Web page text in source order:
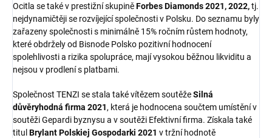
Ocitla se také v prestižní skupiněForbes Diamonds 2021, 2022,tj.
nejdynamičtěji se rozvíjející společnosti v Polsku. Do seznamu byly
zařazeny společnosti s minimálně 15% ročním růstem hodnoty,
které obdržely od Bisnode Polsko pozitivní hodnocení
spolehlivosti a rizika spolupráce, mají vysokou běžnou likviditu a
nejsou v prodlení s platbami.
Společnost TENZI se stala také vítězem soutěžeSilná
důvěryhodná firma 2021, která je hodnocena součtem umístění v
soutěži Gepardi byznysu a v soutěži Efektivní firma. Získala také
titul Brylant Polskiej Gospodarki 2021 v tržní hodnotě